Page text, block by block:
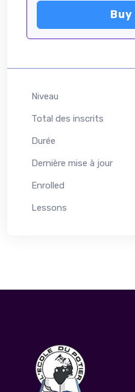
Buy
Niveau
Total des inscrits
Durée
Dernière mise à jour
Enrolled
Lessons